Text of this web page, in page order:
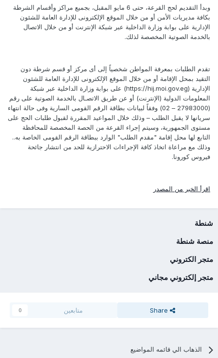
وبدأ التقديم لحج القرعة، حتى 6 مايو المقبل، بجميع مراكز وأقسام الشرطة
بكافة مديريات الأمن أو من خلال الموقع الإلكترونى للإدارة العامة للشئون
الإدارية على بوابة وزارة الداخلية عبر شبكة الإنترنت أو من خلال الاتصال
بالخدمة الصوتية المخصصة لذلك.
تقدم الطلبات بمعرفة المواطن شخصياً إلى أى مركز أو قسم شرطة دون
التقيد بمحل الإقامة أو من خلال الموقع الإلكترونى للإدارة العامة للشئون
الإدارية (https://hij.moi.gov.eg) على بوابة وزارة الداخلية عبر شبكة
المعلومات الدولية (الإنترنت) أو عن طريق الاتصـال بالخدمة الصوتية على رقم
(27983000 – 02) وفقاً لبيانات بطاقة الرقم القومى السارية وفى حالة انتهاء
سريانها لا يقبل الطلب – وذلك خلال المواعيد المقررة لقبول طلبات الحج على
مستوى الجمهورية، وسيتم إجراء القرعة من الحصة المخصصة للمحافظة
التابع لها محل إقامة "مقدم الطلب" الوارد ببطاقة الرقم القومى الخاصة به..
وذلك مع مراعاة اتخاذ كافة الإجراءات الاحترازية للحد من انتشار جائحة
فيروس كورونا.
اقرأ الخبر من المصدر
شنطة
منصة شنطة
متجر الكتروني
متجر إلكتروني مجاني
Share متابعين 0
الذهاب الي قائمه المواضيع